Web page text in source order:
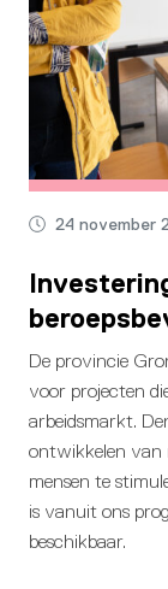
24 november
De provincie
voor projecten
arbeidsmarkt.
ontwikkelen van
mensen te
is vanuit ons
beschikbaar.